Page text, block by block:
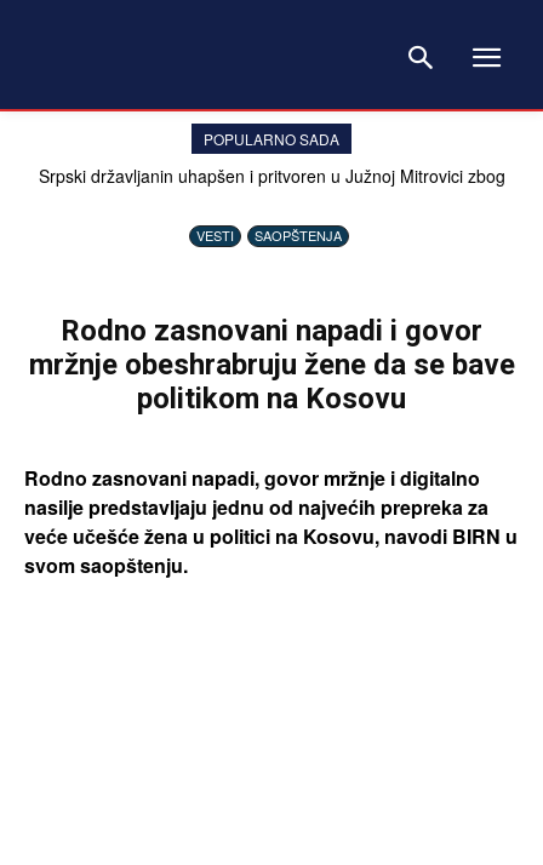
POPULARNO SADA
Srpski državljanin uhapšen i pritvoren u Južnoj Mitrovici zbog
VESTI SAOPŠTENJA
Rodno zasnovani napadi i govor
mržnje obeshrabruju žene da se bave
politikom na Kosovu
Rodno zasnovani napadi, govor mržnje i digitalno
nasilje predstavljaju jednu od najvećih prepreka za
veće učešće žena u politici na Kosovu, navodi BIRN u
svom saopštenju.